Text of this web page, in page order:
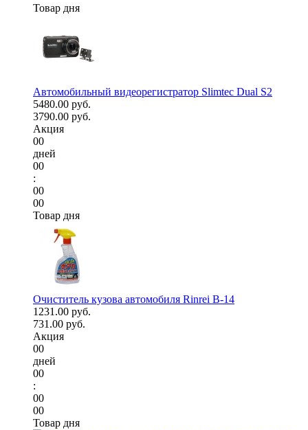
Товар дня
Автомобильный видеорегистратор Slimtec Dual S2
5480.00 руб.
3790.00 руб.
Акция
00
дней
00
:
00
00
Товар дня
Очиститель кузова автомобиля Rinrei B-14
1231.00 руб.
731.00 руб.
Акция
00
дней
00
:
00
00
Товар дня